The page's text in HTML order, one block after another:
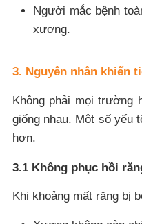
Người mắc bệnh
xương.
3. Nguyên nhân khiến
Không phải mọi trường
giống nhau. Một số yếu
hơn.
3.1 Không phục hồi
Khi khoảng mất răng bị